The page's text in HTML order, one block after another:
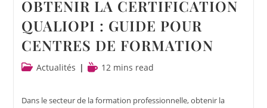
OBTENIR LA CERTIFICATION
QUALIOPI : GUIDE POUR
CENTRES DE FORMATION
Actualités 12 mins read
Dans le secteur de la formation professionnelle, obtenir la